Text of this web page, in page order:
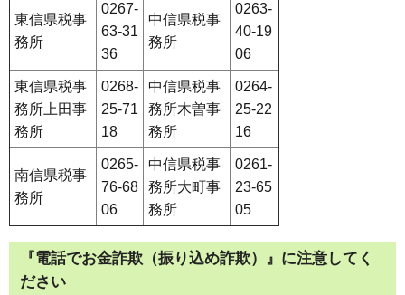
東信県税事
務所
0267-
63-31
36
中信県税事
務所
0263-
40-19
06
東信県税事
務所上田事
務所
0268-
25-71
18
中信県税事
務所木曽事
務所
0264-
25-22
16
南信県税事
務所
0265-
76-68
06
中信県税事
務所大町事
務所
0261-
23-65
05
『電話でお金詐欺（振り込め詐欺）』に注意してく
ださい